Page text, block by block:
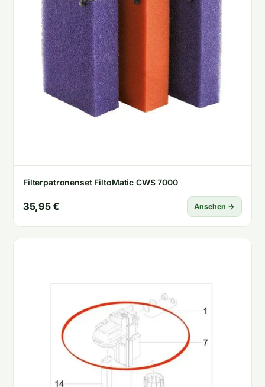
Filterpatronenset FiltoMatic CWS 7000
35,95 € Ansehen →